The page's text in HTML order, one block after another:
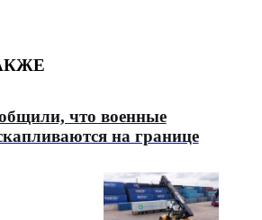
что военные
на границе